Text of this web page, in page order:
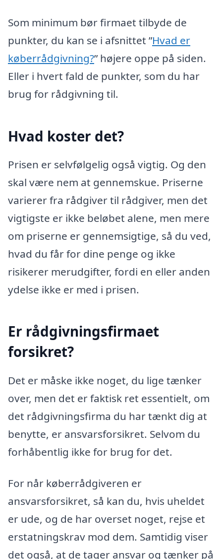
Som minimum bør firmaet tilbyde de
punkter, du kan se i afsnittet ”Hvad er
køberrådgivning?” højere oppe på siden.
Eller i hvert fald de punkter, som du har
brug for rådgivning til.
Hvad koster det?
Prisen er selvfølgelig også vigtig. Og den
skal være nem at gennemskue. Priserne
varierer fra rådgiver til rådgiver, men det
vigtigste er ikke beløbet alene, men mere
om priserne er gennemsigtige, så du ved,
hvad du får for dine penge og ikke
risikerer merudgifter, fordi en eller anden
ydelse ikke er med i prisen.
Er rådgivningsfirmaet
forsikret?
Det er måske ikke noget, du lige tænker
over, men det er faktisk ret essentielt, om
det rådgivningsfirma du har tænkt dig at
benytte, er ansvarsforsikret. Selvom du
forhåbentlig ikke for brug for det.
For når køberrådgiveren er
ansvarsforsikret, så kan du, hvis uheldet
er ude, og de har overset noget, rejse et
erstatningskrav mod dem. Samtidig viser
det også, at de tager ansvar og tænker på